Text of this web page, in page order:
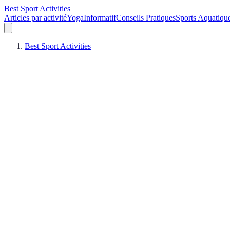
Best Sport Activities
Articles par activitéYogaInformatifConseils PratiquesSports
Best Sport Activities